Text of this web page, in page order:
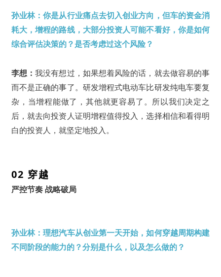
孙业林：你是从行业痛点去切入创业方向，但车的资金消
耗大，增程的路线，大部分投资人可能不看好，你是如何
综合评估决策的？是否考虑过这个风险？
李想：我没有想过， 如果想着风险的话，就去做容易的事
而不是正确的事了。 研发增程式电动车比研发纯电车要复
杂，当增程能做了，其他就更容易了。所以我们决定之
后，就去向投资人证明增程值得投入，选择相信和看得明
白的投资人，就坚定地投入。
02 穿越
严控节奏 战略破局
孙业林：理想汽车从创业第一天开始，如何穿越周期构建
不同阶段的能力的？分别是什么，以及怎么做的？